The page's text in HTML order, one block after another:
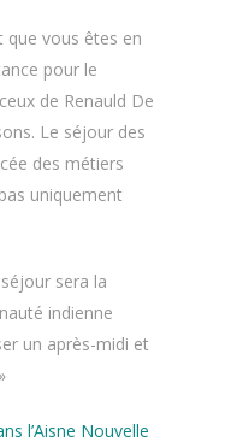
que vous êtes en
pour le
de Renauld De
Le séjour des
des métiers
uniquement
sera la
indienne
un après-midi et
l’Aisne Nouvelle